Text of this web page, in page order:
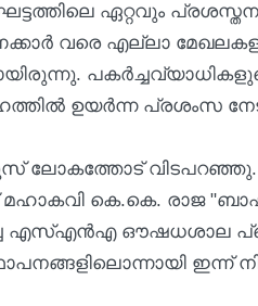
ഏറ്റവും
വരെ എല്ലാ
ഉയർന്ന പ്രശംസ
ലോകത്തോട് വിടപറഞ്ഞു.
കെ.കെ. രാജ
എസ്‌എൻ‌എ ഔഷധശാല
ഇന്ന്